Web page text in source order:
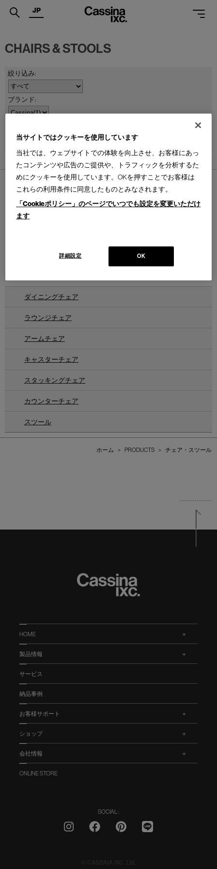
.
SERVICES
PROJECTS
SUPPORT
SHOPS
CATALOGUES
JP
CHAIRS & STOOLS
件あります
Cassina | Contemporary Collection
件あります
ダイニングチェア
ラウンジチェア
アームチェア
キャスターチェア
スタッキングチェア
カウンターチェア
スツール
ホーム > PRODUCTS > チェア・スツール
HOME
製品情報
サービス
納品事例
お客様サポート
ショップ
会社情報
ONLINE STORE
SOCIAL :
© CASSINA IXC. Ltd.
当サイトではクッキーを使用しています
当社では、ウェブサイトでの体験を向上させ、お客様にあっ
たコンテンツや広告のご提供や、トラフィックを分析するた
めにクッキーを使用しています。OKを押すことでお客様は
これらの利用条件に同意したものとみなされます。
「Cookieポリシー」のページでいつでも設定を変更いただけ
ます
OK
詳細設定